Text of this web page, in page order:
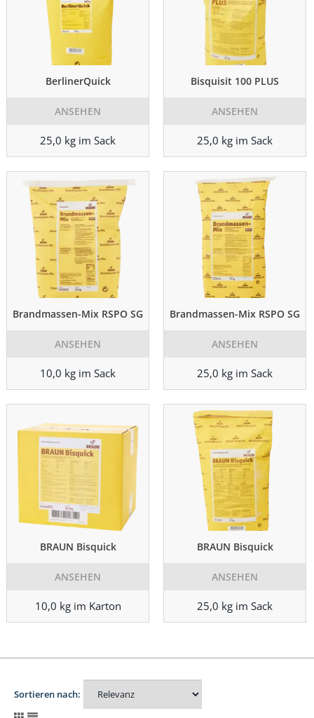
BerlinerQuick
ANSEHEN
25,0 kg im Sack
Bisquisit 100 PLUS
ANSEHEN
25,0 kg im Sack
Brandmassen-Mix RSPO SG
ANSEHEN
10,0 kg im Sack
Brandmassen-Mix RSPO SG
ANSEHEN
25,0 kg im Sack
BRAUN Bisquick
ANSEHEN
10,0 kg im Karton
BRAUN Bisquick
ANSEHEN
25,0 kg im Sack
Sortieren nach: